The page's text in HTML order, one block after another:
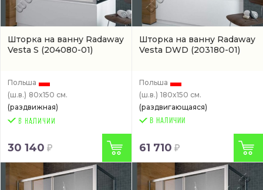
Шторка на ванну Radaway
Vesta S (204080-01)
Польша
(ш.в.) 80x150 см.
(раздвижная)
30 140
Шторка на ванну Radaway
Vesta DWD (203180-01)
Польша
(ш.в.) 180x150 см.
(раздвигающаяся)
В НАЛИЧИИ
61 710